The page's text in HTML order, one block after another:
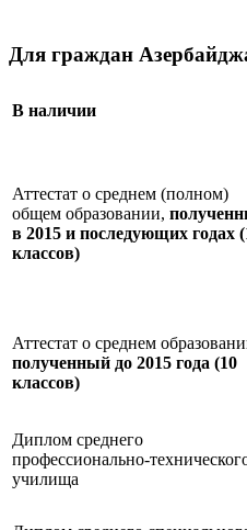
Для граждан
В наличии
Аттестат о среднем (полном)
общем образовании,
в 2015 и последующих годах
классов)
Аттестат о среднем
полученный до 2015 года (10
классов)
Диплом среднего
профессионально-
училища